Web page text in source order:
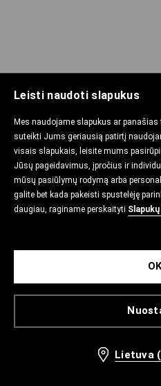
Leisti naudoti slapukus
Mes naudojame slapukus ar
suteikti Jums geriausią patirtį
visais slapukais, leisite mums
Jūsų pageidavimus, įpročius ir
mūsų pasiūlymų rodymą arba
galite bet kada pakeisti spustelėję
daugiau, raginame perskaityti
Lietuva